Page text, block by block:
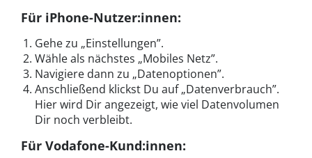
Für iPhone-Nutzer:innen:
Gehe zu „Einstellungen”.
Wähle als nächstes „Mobiles Netz”.
Navigiere dann zu „Datenoptionen”.
Anschließend klickst Du auf„Datenverbrauch”.
Hier wird Dir angezeigt, wie viel Datenvolumen
Dir noch verbleibt.
Für Vodafone-Kund:innen: